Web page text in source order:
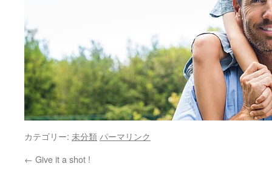
カテゴリー: 未分類 パーマリンク
← Give it a shot !